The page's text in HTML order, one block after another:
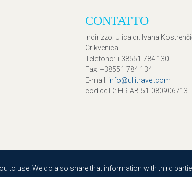
to use. We do also share that information with third
CONTATTO
Indirizzo: Ulica dr. Ivana
Crikvenica
Telefono: +38551 784 130
Fax: +38551 784 134
E-mail : info@ullitravel.com
codice ID: HR-AB-51-080906713